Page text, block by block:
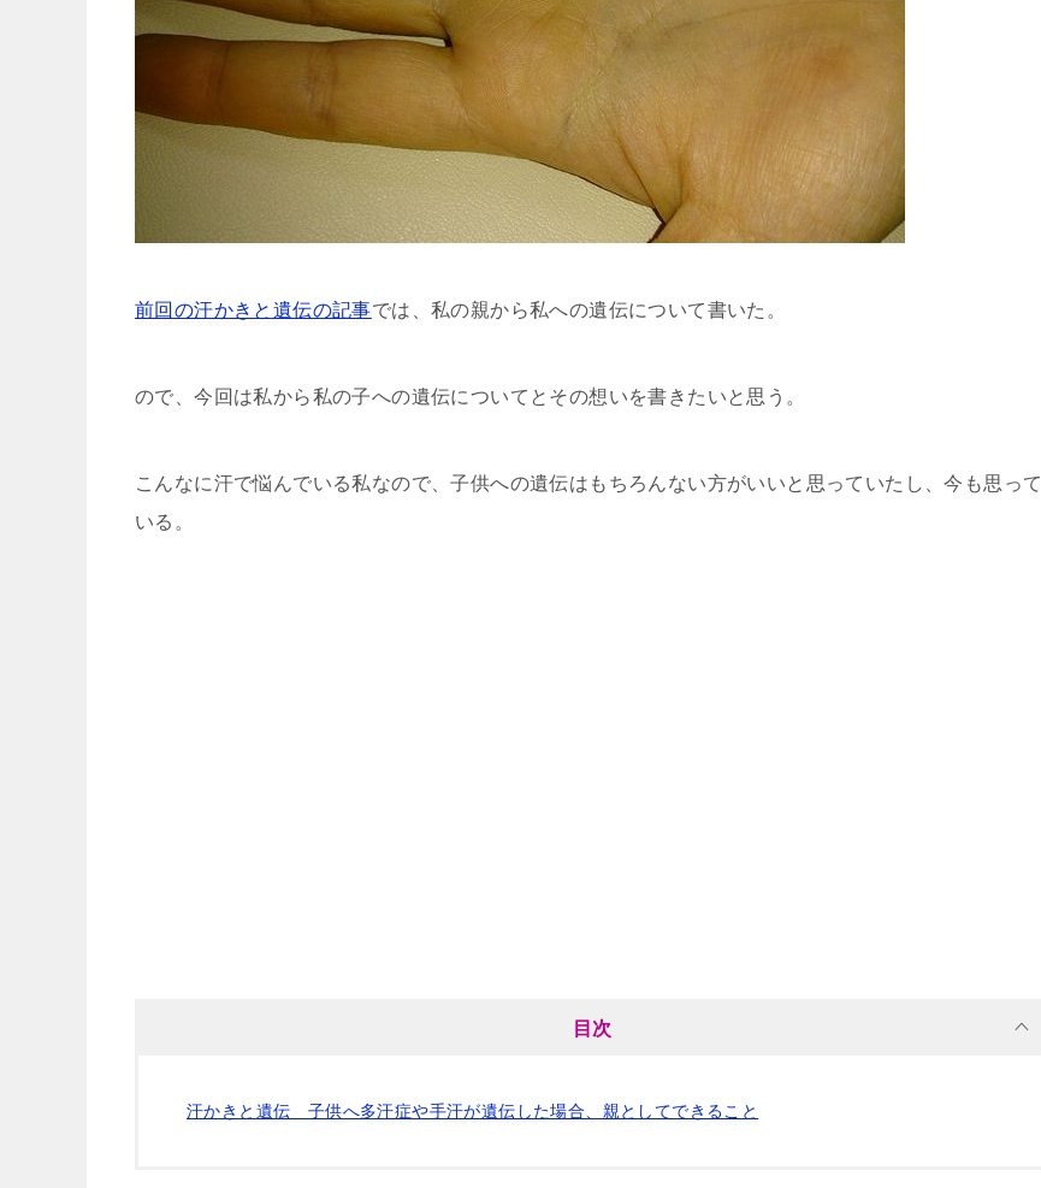
k
前回の汗かきと遺伝の記事では、私の親から私への遺伝について書いた。
ので、今回は私から私の子への遺伝についてとその想いを書きたいと思う。
こんなに汗で悩んでいる私なので、子供への遺伝はもちろんない方がいいと思っていたし、今も思って
いる。
目次
汗かきと遺伝 子供へ多汗症や手汗が遺伝した場合、親としてできること